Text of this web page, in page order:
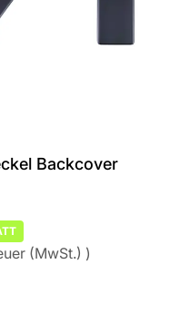
Backcover
(MwSt.) )